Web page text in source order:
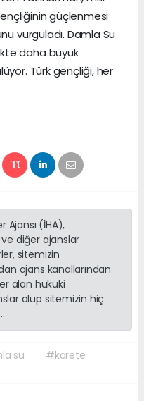
güçlenmesi
vurguladı. Damla Su
daha büyük
Türk gençliği, her
Ajansı (İHA),
diğer ajanslar
sitemizin
ajans kanallarından
alan hukuki
olup sitemizin hiç
su
#karete